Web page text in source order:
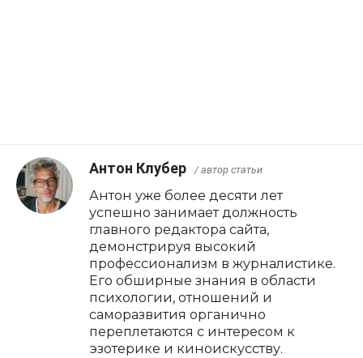
Антон Клубер / автор статьи
Антон уже более десяти лет
успешно занимает должность
главного редактора сайта,
демонстрируя высокий
профессионализм в журналистике.
Его обширные знания в области
психологии, отношений и
саморазвития органично
переплетаются с интересом к
эзотерике и киноискусству.